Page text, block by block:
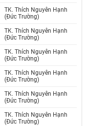
TK. Thích Nguyên Hạnh
(Đức Trường)
TK. Thích Nguyên Hạnh
(Đức Trường)
TK. Thích Nguyên Hạnh
(Đức Trường)
TK. Thích Nguyên Hạnh
(Đức Trường)
TK. Thích Nguyên Hạnh
(Đức Trường)
TK. Thích Nguyên Hạnh
(Đức Trường)